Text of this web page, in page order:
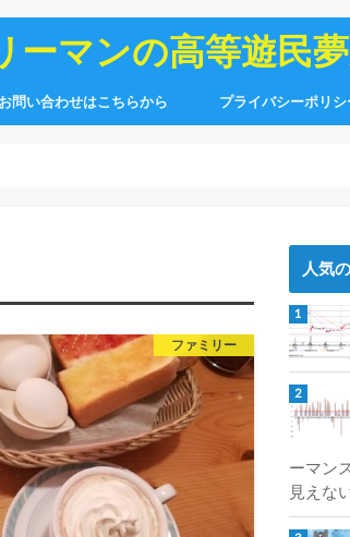
ーマンの高等遊民
お問い合わせはこちらから プライバシーポリシ
ファミリー
人気
ーマン
見えな